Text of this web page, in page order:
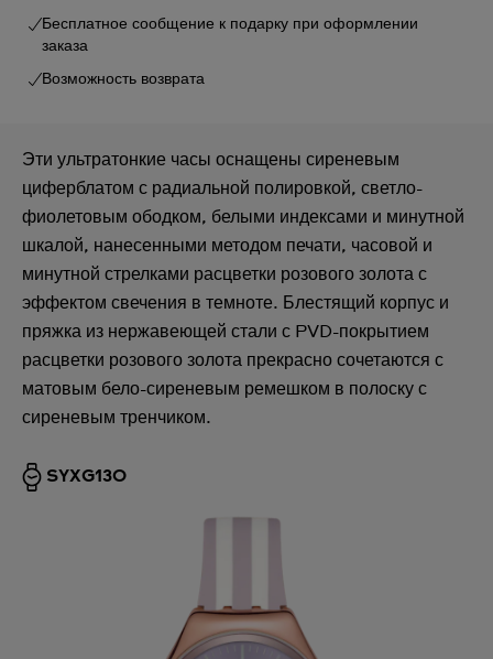
Бесплатное сообщение к подарку при оформлении
заказа
Возможность возврата
Эти ультратонкие часы оснащены сиреневым
циферблатом с радиальной полировкой, светло-
фиолетовым ободком, белыми индексами и минутной
шкалой, нанесенными методом печати, часовой и
минутной стрелками расцветки розового золота с
эффектом свечения в темноте. Блестящий корпус и
пряжка из нержавеющей стали с PVD-покрытием
расцветки розового золота прекрасно сочетаются с
матовым бело-сиреневым ремешком в полоску с
сиреневым тренчиком.
SYXG130